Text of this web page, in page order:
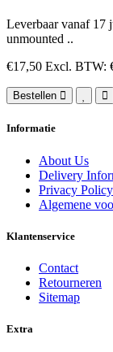
Leverbaar vanaf 17
unmounted ..
€17,50 Excl. BTW:
Bestellen
Informatie
About Us
Delivery
Privacy Policy
Algemene
Klantenservice
Contact
Retourneren
Sitemap
Extra